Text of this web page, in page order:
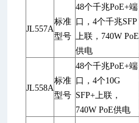
JL557A
标准
型号
48个千兆PoE+端
口，4个千兆SFP
上联，740W PoE
供电
JL558A
标准
型号
48个千兆PoE+端
口，4个10G
SFP+上联，
740W PoE供电